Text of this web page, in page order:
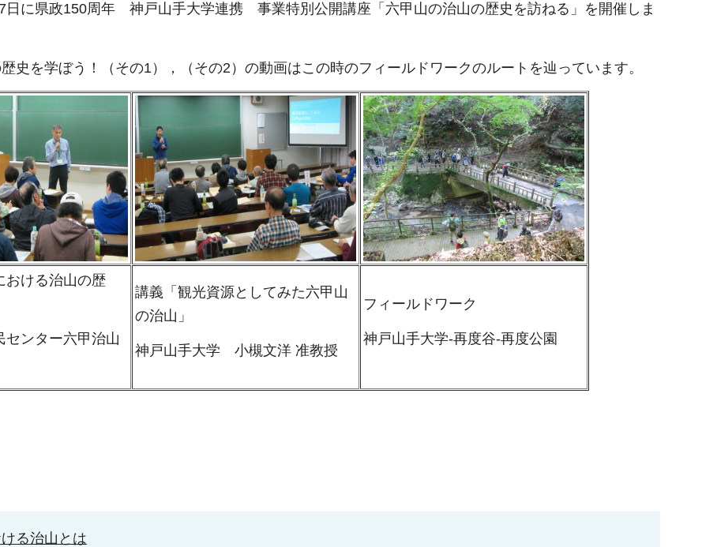
日に県政150周年 神戸山手大学連携 事業特別公開講座「六甲山の治山の歴史を訪ねる」を開催しま
史を学ぼう！（その1），（その2）の動画はこの時のフィールドワークのルートを辿っています。
おける治山の歴
センター六甲治山
講義「観光資源としてみた六甲山
の治山」
神戸山手大学 小槻文洋 准教授
フィールドワーク
神戸山手大学-再度谷-再度公園
る治山とは